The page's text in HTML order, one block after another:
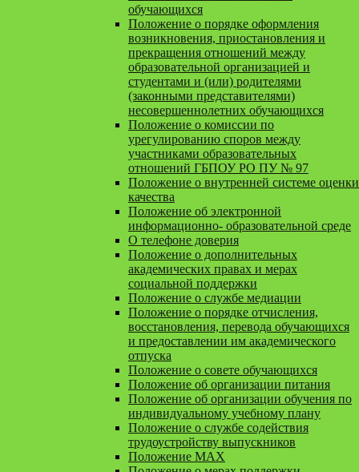
обучающихся
Положение о порядке оформления
возникновения, приостановления и
прекращения отношений между
образовательной организацией и
студентами и (или) родителями
(законными представителями)
несовершеннолетних обучающихся
Положение о комиссии по
урегулированию споров между
участниками образовательных
отношений ГБПОУ РО ПУ № 97
Положение о внутренней системе оценки
качества
Положение об электронной
информационно- образовательной среде
О телефоне доверия
Положение о дополнительных
академических правах и мерах
социальной поддержки
Положение о службе медиации
Положение о порядке отчисления,
восстановления, перевода обучающихся
и предоставлении им академического
отпуска
Положение о совете обучающихся
Положение об организации питания
Положение об организации обучения по
индивидуальному учебному плану
Положение о службе содействия
трудоустройству выпускников
Положение MAX